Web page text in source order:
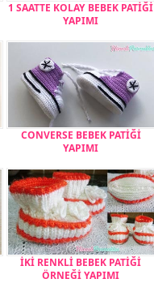
1 SAATTE KOLAY BEBEK PATİĞİ
YAPIMI
CONVERSE BEBEK PATİĞİ
YAPIMI
İKİ RENKLİ BEBEK PATİĞİ
ÖRNEĞİ YAPIMI